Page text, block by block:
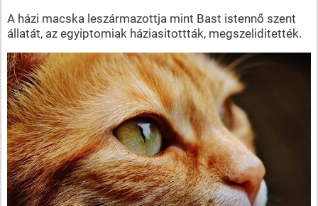
A házi macska leszármazottja mint Bast istennő szent
állatát, az egyiptomiak háziasitottták, megszeliditették.